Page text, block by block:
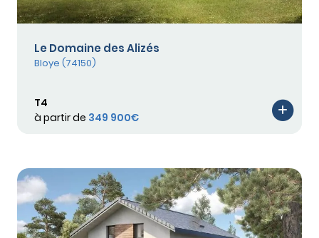
Le Domaine des Alizés
Bloye (74150)
T4
à partir de 349 900€